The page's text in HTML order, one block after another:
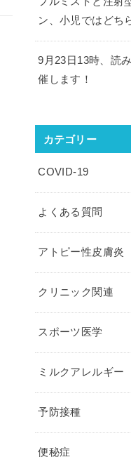
ン、小児ではどち
9月23日13時、読
催します！
カテゴリー
COVID-19
よくある質問
アトピー性皮膚炎
クリニック関連
スポーツ医学
ミルクアレルギー
予防接種
便秘症